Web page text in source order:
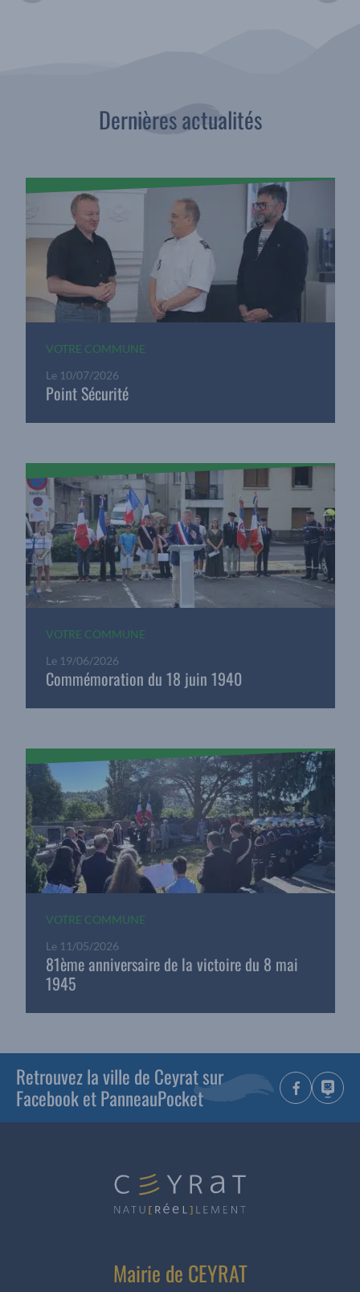
Dernières actualités
VOTRE COMMUNE
Le 10/07/2026
Point Sécurité
VOTRE COMMUNE
Le 19/06/2026
Commémoration du 18 juin 1940
VOTRE COMMUNE
Le 11/05/2026
81ème anniversaire de la victoire du 8 mai
1945
Retrouvez la ville de Ceyrat sur
Facebook et PanneauPocket
Mairie de CEYRAT